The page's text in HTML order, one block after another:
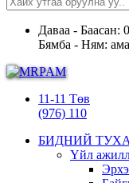
Даваа - Баасан:
Бямба - Ням:
11-11 Төв
(976) 110
БИДНИЙ
Үйл